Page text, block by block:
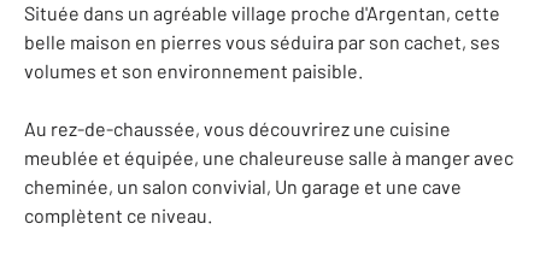
Située dans un agréable village proche d'Argentan, cette
belle maison en pierres vous séduira par son cachet, ses
volumes et son environnement paisible.
Au rez-de-chaussée, vous découvrirez une cuisine
meublée et équipée, une chaleureuse salle à manger avec
cheminée, un salon convivial, Un garage et une cave
complètent ce niveau.